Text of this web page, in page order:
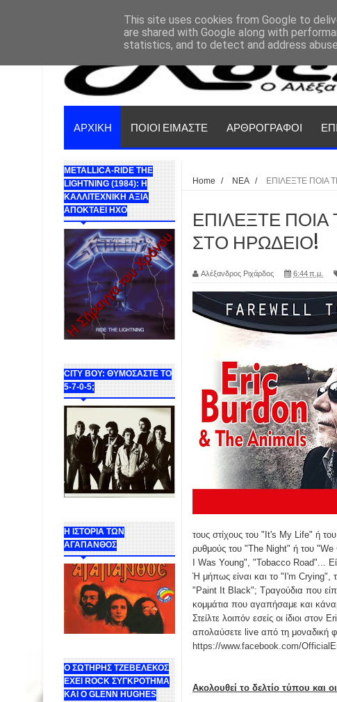
ΑΡΧΙΚΗ ΠΟΙΟΙ ΕΙΜΑΣΤΕ ΑΡΘΡΟΓΡΑΦΟΙ
METALLICA-RIDE THE
LIGHTNING (1984): Η
ΚΑΛΛΙΤΕΧΝΙΚΗ ΑΞΙΑ
ΑΠΟΚΤΑΕΙ ΗΧΟ
CITY BOY: ΘΥΜΟΣΑΣΤΕ ΤΟ
5-7-0-5;
Η ΙΣΤΟΡΙΑ ΤΩΝ
ΑΓΑΠΑΝΘΟΣ
Ο ΣΩΤΗΡΗΣ ΤΖΕΒΕΛΕΚΟΣ
ΕΧΕΙ ROCK ΣΥΓΚΡΟΤΗΜΑ
ΚΑΙ Ο GLENN HUGHES
Home / ΝΕΑ / ΕΠΙΛΕΞΤΕ ΠΟΙΑ
ΕΠΙΛΕΞΤΕ ΠΟΙΑ
ΣΤΟ ΗΡΩΔΕΙΟ!
Αλέξανδρος Ριχάρδος 6:44 π.μ.
τους στίχους του "It's My Life" ή
ρυθμούς του "The Night" ή του
I Was Young", "Tobacco Road"...
Ή μήπως είναι και το "I'm Crying",
"Paint It Black"; Τραγούδια που
κομμάτια που αγαπήσαμε και
Στείλτε λοιπόν εσείς οι ίδιοι
απολαύσετε live από τη μοναδική
https://www.facebook.com/
Ακολουθεί το δελτίο τύπου και
This site uses cookies from Google to
are shared with Google along with
statistics, and to detect and address